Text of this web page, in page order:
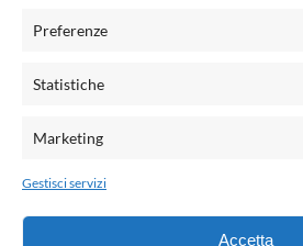
Preferenze
Statistiche
Marketing
Gestisci servizi
Accetta
email:
Grafica e web: